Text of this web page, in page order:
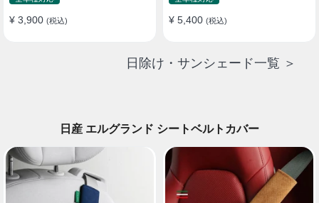
¥ 3,900 (税込) ¥ 5,400 (税込)
日除け・サンシェード一覧 ＞
日産 エルグランド シートベルトカバー